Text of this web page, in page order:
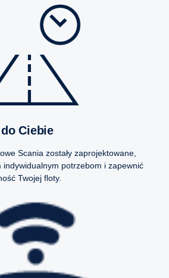
do Ciebie
Scania zostały zaprojektowane,
indywidualnym potrzebom i zapewnić
Twojej floty.